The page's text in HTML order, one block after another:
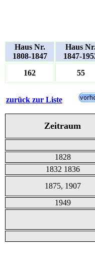
Haus Nr.
1808-1847
Haus
1847-
162
55
zurück zur Liste
Zeitraum
1828
1832 1836
1875, 1907
1949